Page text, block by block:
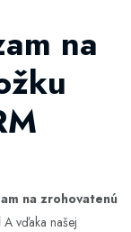
na
na zrohovatenú
A vďaka našej